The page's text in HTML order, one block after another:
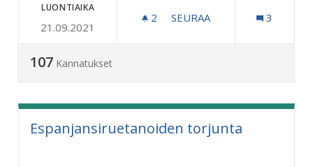
LUONTIAIKA
21.09.2021
2 2 SEURAAJAA
SEURAA 3
107 Kannatukset
Espanjansiruetanoiden torjunta